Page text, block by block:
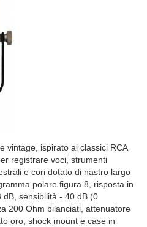
vintage, ispirato ai classici RCA
registrare voci, strumenti
e cori dotato di nastro largo
polare figura 8, risposta in
sensibilità - 40 dB (0
200 Ohm bilanciati, attenuatore
oro, shock mount e case in